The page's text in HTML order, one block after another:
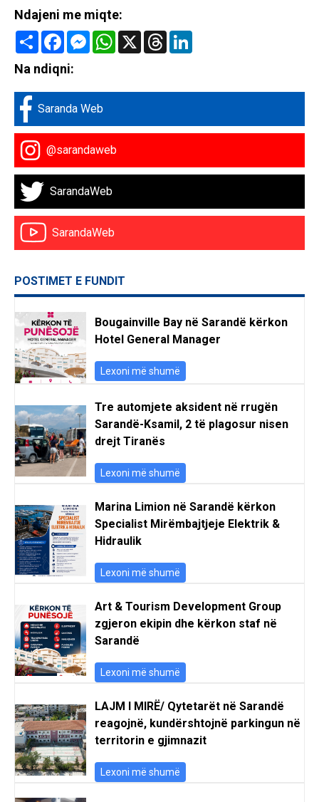
Ndajeni me miqte:
Share FacebookMessenger
WhatsApp
X Threads
Na ndiqni:
Saranda Web
@sarandaweb
SarandaWeb
SarandaWeb
POSTIMET E FUNDIT
Bougainville Bay në Sarandë kërkon
Hotel General Manager
Lexoni më shumë
Tre automjete aksident në rrugën
Sarandë-Ksamil, 2 të plagosur nisen
drejt Tiranës
Lexoni më shumë
Marina Limion në Sarandë kërkon
Specialist Mirëmbajtjeje Elektrik &
Hidraulik
Lexoni më shumë
Art & Tourism Development Group
zgjeron ekipin dhe kërkon staf në
Sarandë
Lexoni më shumë
LAJM I MIRË/ Qytetarët në Sarandë
reagojnë, kundërshtojnë parkingun në
territorin e gjimnazit
Lexoni më shumë